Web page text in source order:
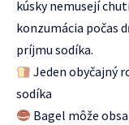
kúsky nemusejí
konzumácia počas
príjmu sodíka.
Jeden obyčajný
sodíka
Bagel môže